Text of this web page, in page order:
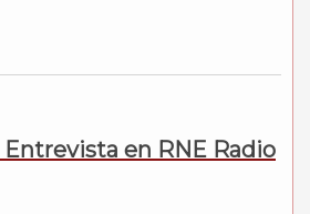
Entrevista en RNE Radio